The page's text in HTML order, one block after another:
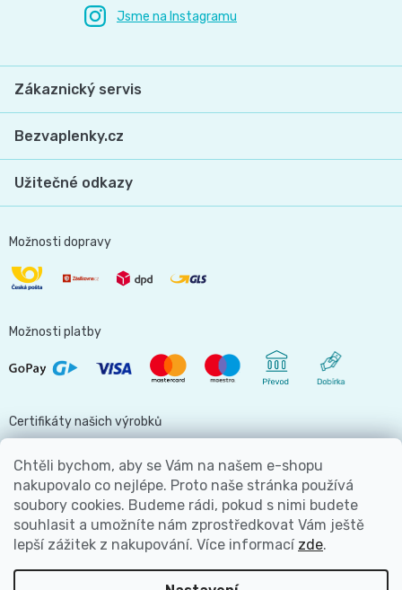
Chtěli bychom, aby se Vám na našem e-shopu
nakupovalo co nejlépe. Proto naše stránka používá
soubory cookies. Budeme rádi, pokud s nimi budete
souhlasit a umožníte nám zprostředkovat Vám ještě
lepší zážitek z nakupování. Více informací zde.
Zákaznický servis
Bezvaplenky.cz
Užitečné odkazy
Možnosti dopravy
Možnosti platby
Certifikáty našich výrobků
Jsme hlavní partnerem